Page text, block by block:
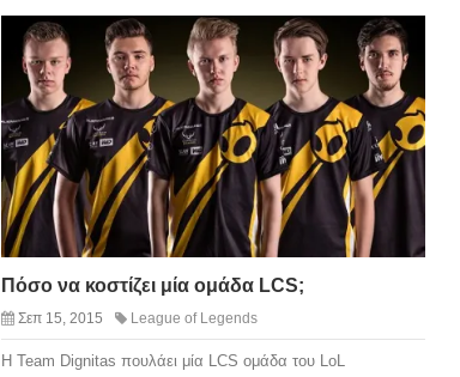
Πόσο να κοστίζει μία ομάδα LCS;
Σεπ 15, 2015 League of Legends
H Team Dignitas πουλάει μία LCS ομάδα του LoL